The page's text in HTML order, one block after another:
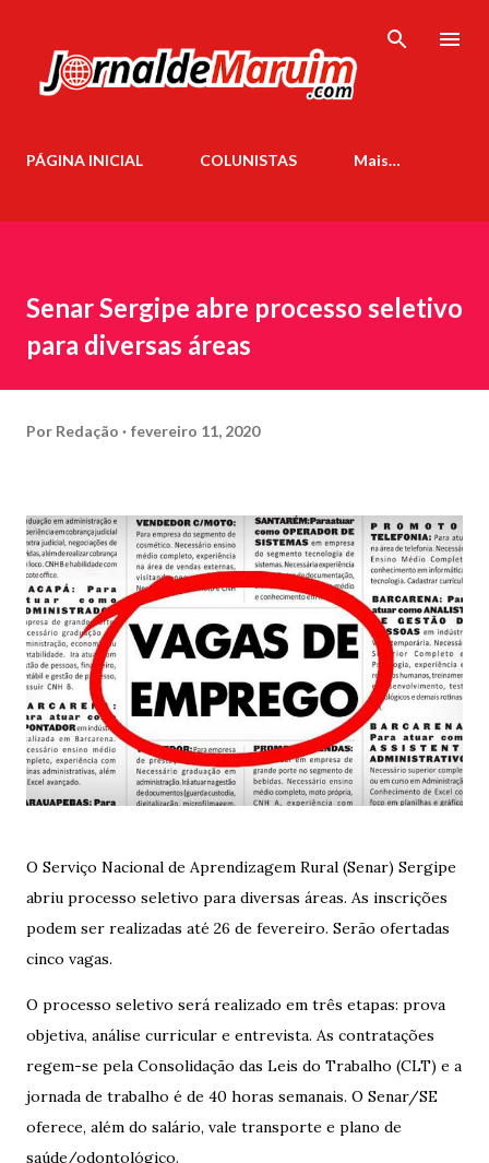
PÁGINA INICIAL COLUNISTAS Mais…
Senar Sergipe abre processo seletivo
para diversas áreas
Por Redação fevereiro 11, 2020
O Serviço Nacional de Aprendizagem Rural (Senar) Sergipe
abriu processo seletivo para diversas áreas. As inscrições
podem ser realizadas até 26 de fevereiro. Serão ofertadas
cinco vagas.
O processo seletivo será realizado em três etapas: prova
objetiva, análise curricular e entrevista. As contratações
regem-se pela Consolidação das Leis do Trabalho (CLT) e a
jornada de trabalho é de 40 horas semanais. O Senar/SE
oferece, além do salário, vale transporte e plano de
saúde/odontológico.